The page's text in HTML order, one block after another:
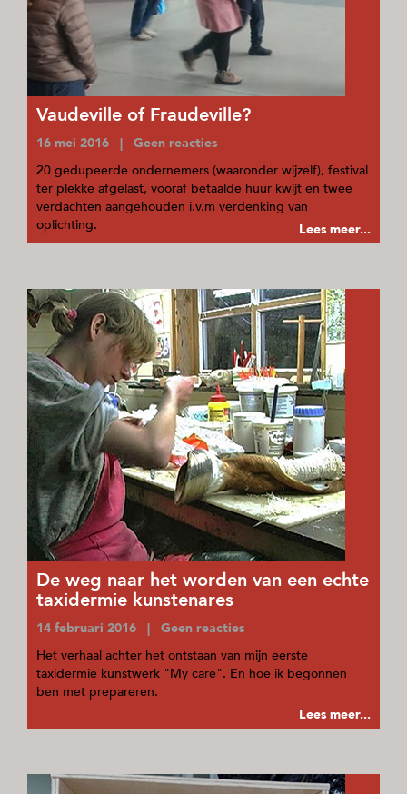
Vaudeville of Fraudeville?
16 mei 2016 | Geen reacties
20 gedupeerde ondernemers (waaronder wijzelf), festival
ter plekke afgelast, vooraf betaalde huur kwijt en twee
verdachten aangehouden i.v.m verdenking van
oplichting.
Lees meer...
De weg naar het worden van een echte
taxidermie kunstenares
14 februari 2016 | Geen reacties
Het verhaal achter het ontstaan van mijn eerste
taxidermie kunstwerk "My care". En hoe ik begonnen
ben met prepareren.
Lees meer...